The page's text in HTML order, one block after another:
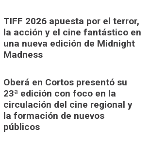
TIFF 2026 apuesta por el terror,
la acción y el cine fantástico en
una nueva edición de Midnight
Madness
Oberá en Cortos presentó su
23ª edición con foco en la
circulación del cine regional y
la formación de nuevos
públicos